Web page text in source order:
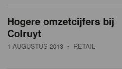
c
Hogere omzetcijfers bij
Colruyt
1 AUGUSTUS 2013 • RETAIL